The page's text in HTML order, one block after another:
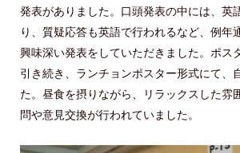
発表がありました。口頭発表の中には、英
り、質疑応答も英語で行われるなど、例年
興味深い発表をしていただきました。ポス
引き続き、ランチョンポスター形式にて、
た。昼食を摂りながら、リラックスした雰
問や意見交換が行われていました。